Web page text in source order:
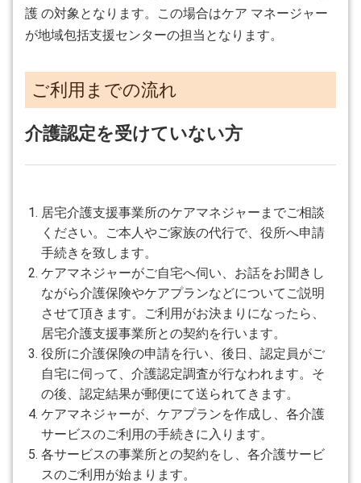
護 の対象となります。この場合はケア マネージャー
が地域包括支援センターの担当となります。
ご利用までの流れ
介護認定を受けていない方
居宅介護支援事業所のケアマネジャーまでご相談
ください。ご本人やご家族の代行で、役所へ申請
手続きを致します。
ケアマネジャーがご自宅へ伺い、お話をお聞きし
ながら介護保険やケアプランなどについてご説明
させて頂きます。ご利用がお決まりになったら、
居宅介護支援事業所との契約を行います。
役所に介護保険の申請を行い、後日、認定員がご
自宅に伺って、介護認定調査が行なわれます。そ
の後、認定結果が郵便にて送られてきます。
ケアマネジャーが、ケアプランを作成し、各介護
サービスのご利用の手続きに入ります。
各サービスの事業所との契約をし、各介護サービ
スのご利用が始まります。